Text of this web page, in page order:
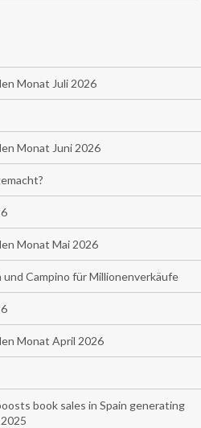
Monat Juli 2026
Monat Juni 2026
Monat Mai 2026
Campino für Millionenverkäufe
Monat April 2026
book sales in Spain generating